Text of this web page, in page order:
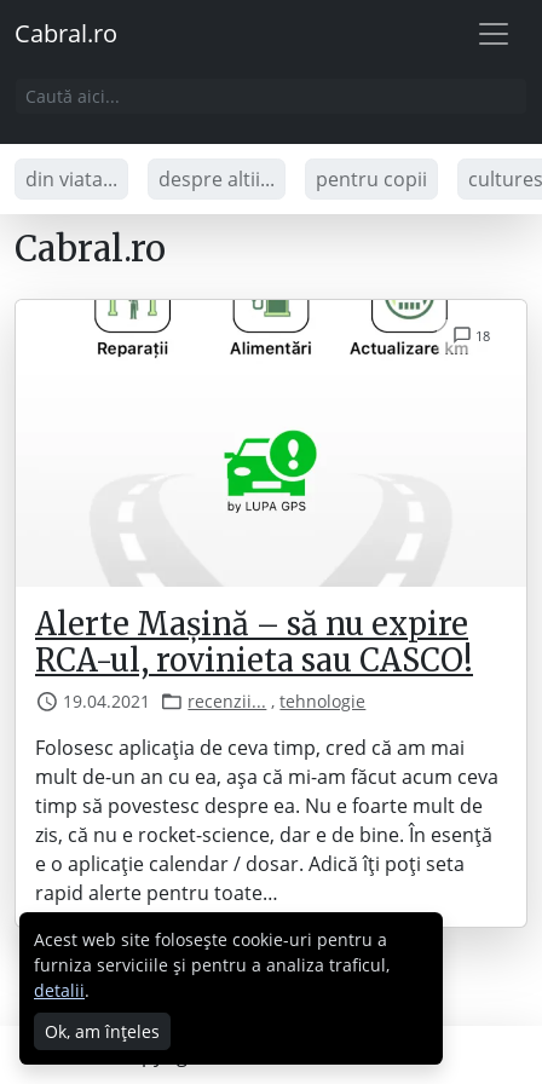
Cabral.ro
din viata... despre altii... pentru copii
Cabral.ro
18
Alerte Mașină – să nu expire
RCA-ul, rovinieta sau CASCO!
19.04.2021 recenzii... ,tehnologie
Folosesc aplicația de ceva timp, cred că am mai
mult de-un an cu ea, așa că mi-am făcut acum ceva
timp să povestesc despre ea. Nu e foarte mult de
zis, că nu e rocket-science, dar e de bine. În esență
e o aplicație calendar / dosar. Adică îți poți seta
rapid alerte pentru toate…
Copyright © 2007 - 2026 Cabral.ro
Acest web site folosește cookie-uri pentru a
furniza serviciile și pentru a analiza traficul,
detalii.
Ok, am înțeles